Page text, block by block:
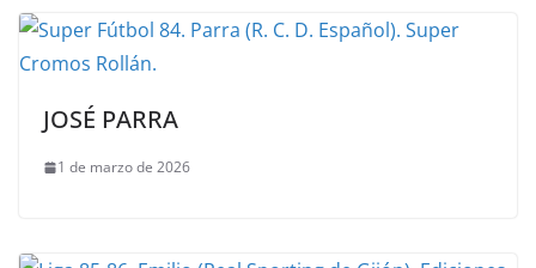
JOSÉ PARRA
1 de marzo de 2026